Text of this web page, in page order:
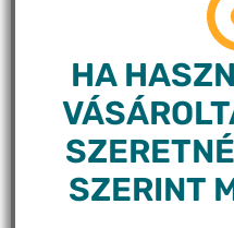
HA
SZERINT